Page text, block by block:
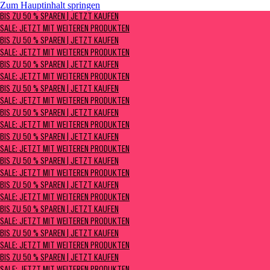
Zum Hauptinhalt springen
BIS ZU 50 % SPAREN | Jetzt kaufen
Sale: Jetzt mit weiteren Produkten
BIS ZU 50 % SPAREN | JETZT KAUFEN
SALE: JETZT MIT WEITEREN PRODUKTEN
BIS ZU 50 % SPAREN | JETZT KAUFEN
SALE: JETZT MIT WEITEREN PRODUKTEN
BIS ZU 50 % SPAREN | JETZT KAUFEN
SALE: JETZT MIT WEITEREN PRODUKTEN
BIS ZU 50 % SPAREN | JETZT KAUFEN
SALE: JETZT MIT WEITEREN PRODUKTEN
BIS ZU 50 % SPAREN | JETZT KAUFEN
SALE: JETZT MIT WEITEREN PRODUKTEN
BIS ZU 50 % SPAREN | JETZT KAUFEN
SALE: JETZT MIT WEITEREN PRODUKTEN
BIS ZU 50 % SPAREN | JETZT KAUFEN
SALE: JETZT MIT WEITEREN PRODUKTEN
BIS ZU 50 % SPAREN | JETZT KAUFEN
SALE: JETZT MIT WEITEREN PRODUKTEN
BIS ZU 50 % SPAREN | JETZT KAUFEN
SALE: JETZT MIT WEITEREN PRODUKTEN
BIS ZU 50 % SPAREN | JETZT KAUFEN
SALE: JETZT MIT WEITEREN PRODUKTEN
BIS ZU 50 % SPAREN | JETZT KAUFEN